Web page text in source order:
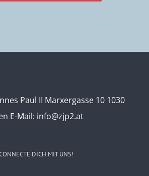
Paul II Marxergasse 10 1030
E-Mail: info@zjp2.at
DICH MIT UNS!